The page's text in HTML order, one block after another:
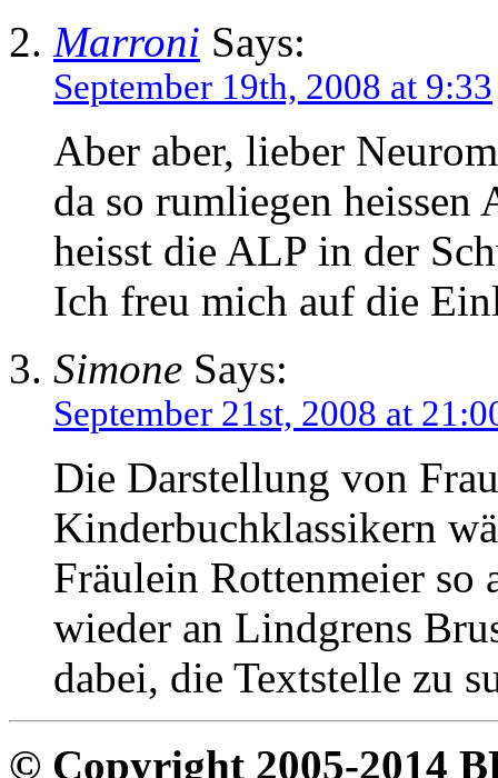
Marroni Says:
September 19th, 2008 at 9:33
Aber aber, lieber
da so rumliegen
heisst die ALP in der
Ich freu mich auf die
Simone Says:
September 21st, 2008 at
Die Darstellung von
Kinderbuchklassikern
Fräulein Rottenmeier so
wieder an Lindgrens
dabei, die Textstelle zu
© Copyright 2005-2014